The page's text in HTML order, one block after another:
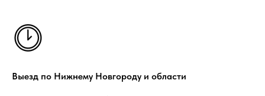
Выезд по Нижнему Новгороду и области